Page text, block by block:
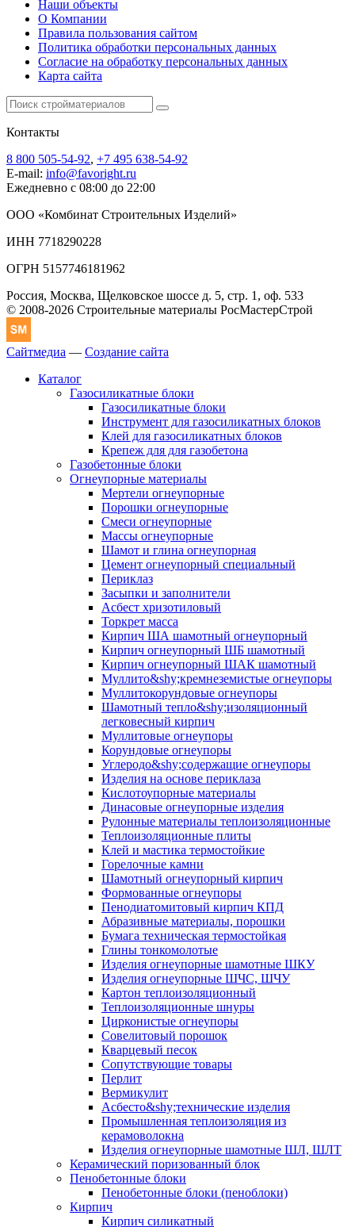
Наши объекты
О Компании
Правила пользования сайтом
Политика обработки персональных данных
Согласие на обработку персональных данных
Карта сайта
Контакты
8 800 505-54-92, +7 495 638-54-92
E-mail: info@favoright.ru
Ежедневно с 08:00 до 22:00
ООО «Комбинат Строительных Изделий»
ИНН 7718290228
ОГРН 5157746181962
Россия, Москва, Щелковское шоссе д. 5, стр. 1, оф. 533
© 2008-2026 Строительные материалы РосМастерСтрой
Сайтмедиа — Создание сайта
Каталог
Газосиликатные блоки
Газосиликатные блоки
Инструмент для газосиликатных блоков
Клей для газосиликатных блоков
Крепеж для для газобетона
Газобетонные блоки
Огнеупорные материалы
Мертели огнеупорные
Порошки огнеупорные
Смеси огнеупорные
Массы огнеупорные
Шамот и глина огнеупорная
Цемент огнеупорный специальный
Периклаз
Засыпки и заполнители
Асбест хризотиловый
Торкрет масса
Кирпич ША шамотный огнеупорный
Кирпич огнеупорный ШБ шамотный
Кирпич огнеупорный ШАК шамотный
Муллито&shy;­кремнеземистые огнеупоры
Муллито­корундовые огнеупоры
Шамотный тепло&shy;изоляционный
легковесный кирпич
Муллитовые огнеупоры
Корундовые огнеупоры
Углеродо&shy;содержащие огнеупоры
Изделия на основе периклаза
Кислотоупорные материалы
Динасовые огнеупорные изделия
Рулонные материалы теплоизоляционные
Тепло­изоляционные плиты
Клей и мастика термостойкие
Горелочные камни
Шамотный огнеупорный кирпич
Формованные огнеупоры
Пенодиатомитовый кирпич КПД
Абразивные материалы, порошки
Бумага техническая термостойкая
Глины тонкомолотые
Изделия огнеупорные шамотные ШКУ
Изделия огнеупорные ШЧС, ШЧУ
Картон теплоизоляционный
Теплоизоляционные шнуры
Цирконистые огнеупоры
Совелитовый порошок
Кварцевый песок
Сопутствующие товары
Перлит
Вермикулит
Асбесто&shy;технические изделия
Промышленная теплоизоляция из
керамоволокна
Изделия огнеупорные шамотные ШЛ, ШЛТ
Керамический поризованный блок
Пенобетонные блоки
Пенобетонные блоки (пеноблоки)
Кирпич
Кирпич силикатный